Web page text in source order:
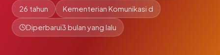
26 tahun Kementerian Komunikasi d
Diperbarui3 bulan yang lalu